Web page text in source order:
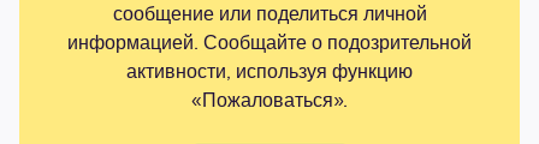
сообщение или поделиться личной
информацией. Сообщайте о подозрительной
активности, используя функцию
«Пожаловаться».